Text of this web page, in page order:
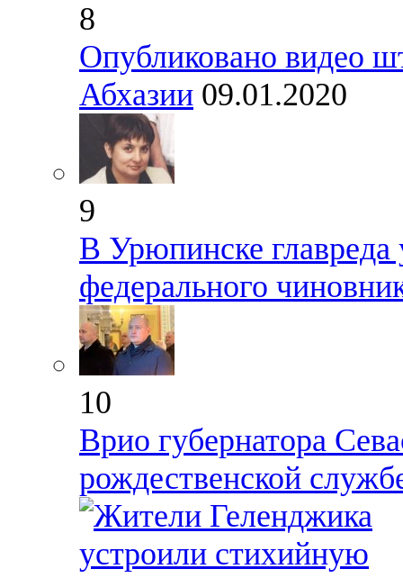
8
Опубликовано видео
Абхазии 09.01.2020
9
В Урюпинске
федерального
10
Врио губернатора
рождественской